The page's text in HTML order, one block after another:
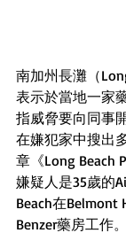
南加州長灘（
表示於當地一家
指威脅要向同事
在嫌犯家中搜出
章《Long Beach
嫌疑人是35歲的
Beach在Belmont
Benzer藥房工作